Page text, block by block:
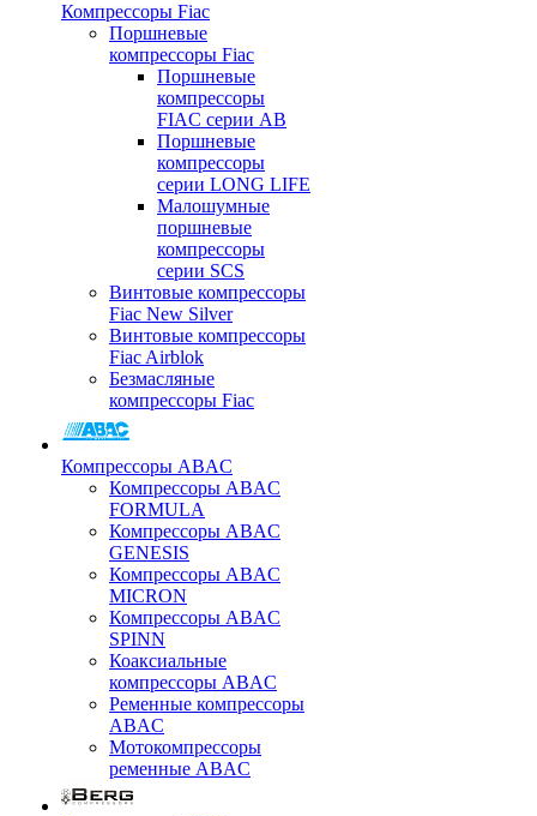
Компрессоры Fiac
Поршневые
компрессоры Fiac
Поршневые
компрессоры
FIAC серии AB
Поршневые
компрессоры
серии LONG LIFE
Малошумные
поршневые
компрессоры
серии SCS
Винтовые компрессоры
Fiac New Silver
Винтовые компрессоры
Fiac Airblok
Безмасляные
компрессоры Fiac
Компрессоры ABAC
Компрессоры ABAC
FORMULA
Компрессоры ABAC
GENESIS
Компрессоры ABAC
MICRON
Компрессоры ABAC
SPINN
Коаксиальные
компрессоры ABAC
Ременные компрессоры
ABAC
Мотокомпрессоры
ременные ABAC